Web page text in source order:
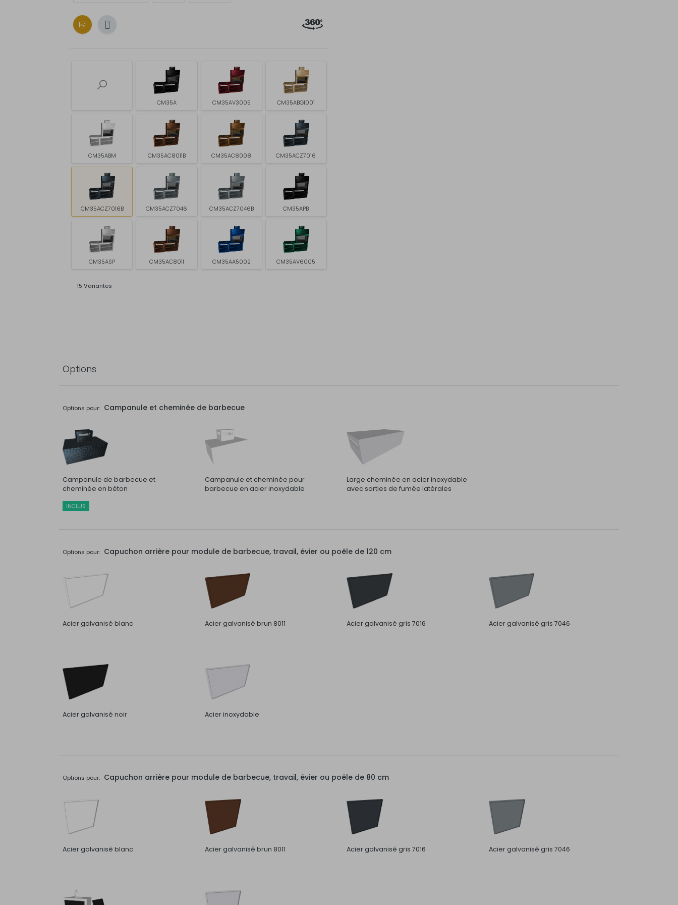
CM35A CM35AV3005 CM35ABG1001
CM35ABM CM35AC8011B CM35AC8008 CM35ACZ7016
CM35ACZ7016B CM35ACZ7046 CM35ACZ7046B CM35APB
CM35ASP CM35AC8011 CM35AA5002 CM35AV6005
15 Variantes
Options
Options pour: Campanule et cheminée de barbecue
Campanule de barbecue et
cheminée en béton
INCLUS
Campanule et cheminée pour
barbecue en acier inoxydable
Large cheminée en acier inoxydable
avec sorties de fumée latérales
Options pour: Capuchon arrière pour module de barbecue, travail, évier ou poêle de 120 cm
Acier galvanisé blanc Acier galvanisé brun 8011 Acier galvanisé gris 7016 Acier galvanisé gris 7046
Acier galvanisé noir Acier inoxydable
Options pour: Capuchon arrière pour module de barbecue, travail, évier ou poêle de 80 cm
Acier galvanisé blanc Acier galvanisé brun 8011 Acier galvanisé gris 7016 Acier galvanisé gris 7046